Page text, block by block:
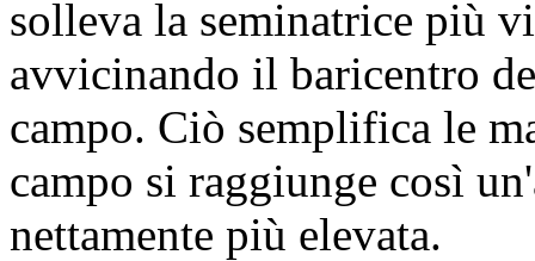
solleva la seminatrice più
avvicinando il baricentro
campo. Ciò semplifica le
campo si raggiunge così
nettamente più elevata.